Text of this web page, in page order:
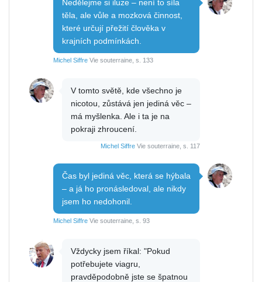
Nedělejme si iluze – není to síla
těla, ale vůle a mozková činnost,
které určují přežití člověka v
krajních podmínkách.
Michel Siffre Vie souterraine, s. 133
V tomto světě, kde všechno je
nicotou, zůstává jen jediná věc –
má myšlenka. Ale i ta je na
pokraji zhroucení.
Michel Siffre Vie souterraine, s. 117
Čas byl jediná věc, která se hýbala
– a já ho pronásledoval, ale nikdy
jsem ho nedohonil.
Michel Siffre Vie souterraine, s. 93
Vždycky jsem říkal: "Pokud
potřebujete viagru,
pravděpodobně jste se špatnou